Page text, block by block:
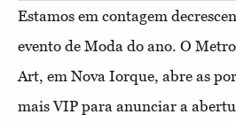
Estamos em contagem
evento de Moda do ano. O
Art, em Nova Iorque, abre as
mais VIP para anunciar a